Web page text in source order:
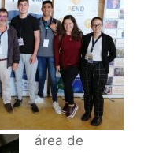
área de